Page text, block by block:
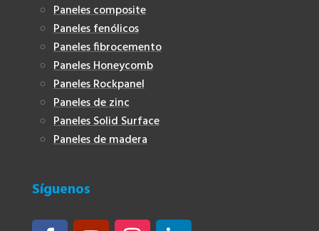
Paneles composite
Paneles fenólicos
Paneles fibrocemento
Paneles Honeycomb
Paneles Rockpanel
Paneles de zinc
Paneles Solid Surface
Paneles de madera
Síguenos